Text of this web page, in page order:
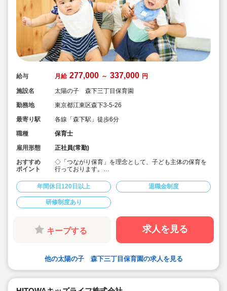
給与 月給 277,000 ～ 337,000 円
施設名
太陽の子 森下三丁目保育園
勤務地
東京都江東区森下3-5-26
最寄り駅
各線「森下駅」徒歩6分
職種
保育士
雇用形態
正社員(常勤)
おすすめ
ポイント
◇「つながり保育」を理念として、子ども主体の保育を
行っております。
あり♪
◇残業ゼロ推進 / 持ち帰り残業禁止 / 残業代は1分単位で
支給！
◇年間休日123日から / プライベートも充実 / 12連休取得
◇多彩なキャリアアップ研修 / 年間100以上実施 / 充実し
たバックアップ！
年間休日120日以上 退職金制度
研修制度あり
キープする 求人を見る
他の太陽の子 森下三丁目保育園の求人を見る